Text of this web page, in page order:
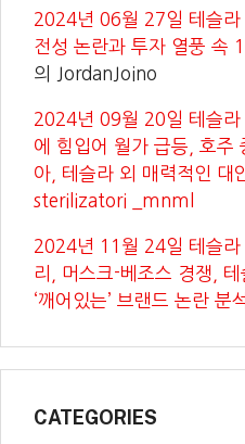
2024년 06월 27일 테슬
전성 논란과 투자 열풍 속
의
JordanJoino
2024년 09월 20일 테슬
에 힘입어 월가 급등, 호주
아, 테슬라 외 매력적인 대
sterilizatori _mnml
2024년 11월 24일 테슬라
리, 머스크-베조스 경쟁,
‘깨어있는’ 브랜드 논란 분
CATEGORIES